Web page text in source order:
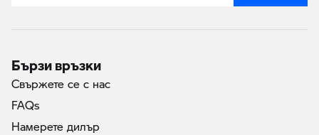
Бързи връзки
Свържете се с нас
FAQs
Намерете дилър